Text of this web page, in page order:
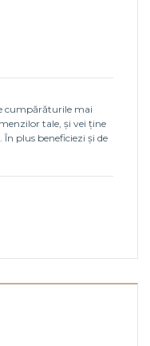
cumpărăturile mai
tale, şi vei ţine
plus beneficiezi şi de